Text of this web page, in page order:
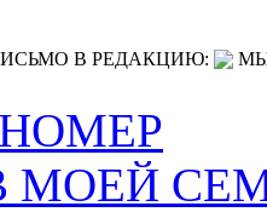
В РЕДАКЦИЮ:
МОЕЙ